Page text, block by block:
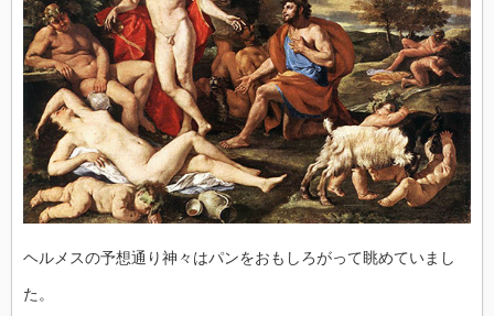
ヘルメスの予想通り神々はパンをおもしろがって眺めていまし
た。